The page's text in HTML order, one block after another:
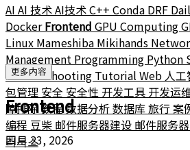
AI AI 技术AI技术C++ Conda DRF
DockerFrontend GPU Computing
Linux Mameshiba Mikihands
Management Programming Python
Troubleshooting Tutorial Web 人
包管理 安全 安全性 开发工具 开发运
障排除教程数据分析数据库旅行案
编程 豆柴 邮件服务器建设 邮件服务
리눅스
更多内容
Frontend
四月 23, 2026